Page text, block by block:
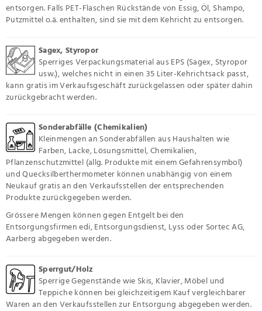
entsorgen. Falls PET-Flaschen Rückstände von Essig, Öl, Shampo,
Putzmittel o.ä. enthalten, sind sie mit dem Kehricht zu entsorgen.
Sagex, Styropor
Sperriges Verpackungsmaterial aus EPS (Sagex, Styropor
usw.), welches nicht in einen 35 Liter-Kehrichtsack passt,
kann gratis im Verkaufsgeschäft zurückgelassen oder später dahin
zurückgebracht werden.
Sonderabfälle (Chemikalien)
Kleinmengen an Sonderabfällen aus Haushalten wie
Farben, Lacke, Lösungsmittel, Chemikalien,
Pflanzenschutzmittel (allg. Produkte mit einem Gefahrensymbol)
und Quecksilberthermometer können unabhängig von einem
Neukauf gratis an den Verkaufsstellen der entsprechenden
Produkte zurückgegeben werden.
Grössere Mengen können gegen Entgelt bei den
Entsorgungsfirmen edi, Entsorgungsdienst, Lyss oder Sortec AG,
Aarberg abgegeben werden.
Sperrgut/Holz
Sperrige Gegenstände wie Skis, Klavier, Möbel und
Teppiche können bei gleichzeitigem Kauf vergleichbarer
Waren an den Verkaufsstellen zur Entsorgung abgegeben werden.